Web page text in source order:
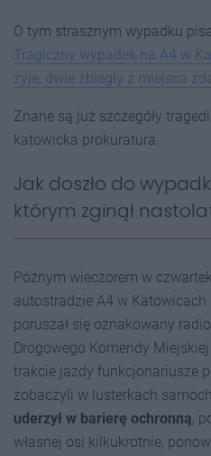
O tym strasznym wypadku
Tragiczny wypadek na A4 w
żyje, dwie zbiegły z miejsca
Znane są już szczegóły
katowicka prokuratura.
Jak doszło do
którym zginął
Późnym wieczorem w
autostradzie A4 w Katowicach
poruszał się oznakowany
Drogowego Komendy
trakcie jazdy funkcjonariusze
zobaczyli w lusterkach
uderzył w barierę ochronną,
własnej osi kilkukrotnie,